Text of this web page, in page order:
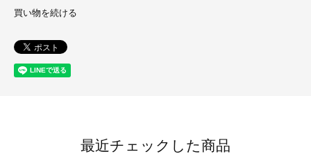
買い物を続ける
最近チェックした商品